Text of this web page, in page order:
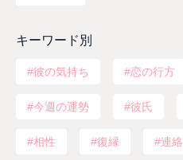
キーワード別
彼の気持ち 恋の行方
今週の運勢 彼氏
相性 復縁 連絡